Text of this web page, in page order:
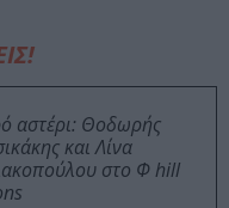
αστέρι: Θοδωρής
και Λίνα
στο Φ hill